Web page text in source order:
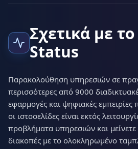
Σχετικά με
Status
Παρακολούθηση υπηρεσιών σε
περισσότερες από 9000
εφαρμογές και ψηφιακές εμπειρίες
οι ιστοσελίδες είναι εκτός
προβλήματα υπηρεσιών και
διακοπές με το ολοκληρωμένο